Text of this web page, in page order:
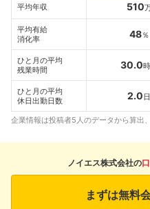
平均年収 510
平均有給
消化率
48％
ひと月の平均
残業時間
30.0
ひと月の平均
休日出勤日数
2.0日
企業情報は投稿者5人のデータから算出
ノイエス株式会社の
まずは無料